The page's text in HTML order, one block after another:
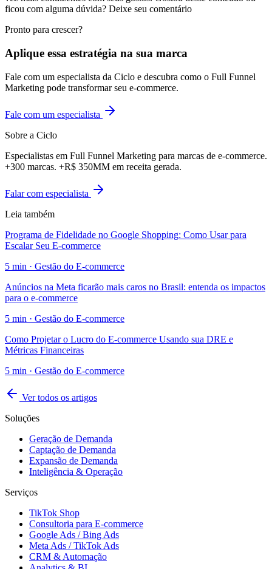
ficou com alguma dúvida? Deixe seu comentário
Pronto para crescer?
Aplique essa estratégia na sua marca
Fale com um especialista da Ciclo e descubra como o Full Funnel
Marketing pode transformar seu e-commerce.
Fale com um especialista
Sobre a Ciclo
Especialistas em Full Funnel Marketing para marcas de e-commerce.
+300 marcas. +R$ 350MM em receita gerada.
Falar com especialista
Leia também
Programa de Fidelidade no Google Shopping: Como Usar para
Escalar Seu E-commerce
5 min · Gestão do E-commerce
Anúncios na Meta ficarão mais caros no Brasil: entenda os impactos
para o e-commerce
5 min · Gestão do E-commerce
Como Projetar o Lucro do E-commerce Usando sua DRE e
Métricas Financeiras
5 min · Gestão do E-commerce
Ver todos os artigos
Soluções
Geração de Demanda
Captação de Demanda
Expansão de Demanda
Inteligência & Operação
Serviços
TikTok Shop
Consultoria para E-commerce
Google Ads / Bing Ads
Meta Ads / TikTok Ads
CRM & Automação